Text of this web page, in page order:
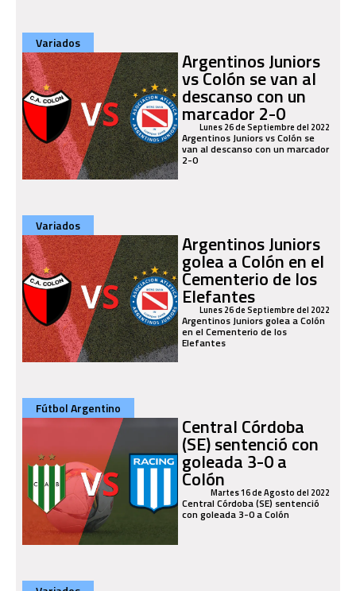
Variados
Argentinos Juniors
vs Colón se van al
descanso con un
marcador 2-0
Lunes 26 de Septiembre del 2022
Argentinos Juniors vs Colón se
van al descanso con un marcador
2-0
Variados
Argentinos Juniors
golea a Colón en el
Cementerio de los
Elefantes
Lunes 26 de Septiembre del 2022
Argentinos Juniors golea a Colón
en el Cementerio de los
Elefantes
Fútbol Argentino
Central Córdoba
(SE) sentenció con
goleada 3-0 a
ColónMartes 16 de Agosto del 2022
Central Córdoba (SE) sentenció
con goleada 3-0 a Colón